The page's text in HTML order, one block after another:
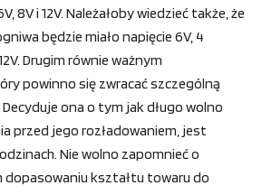
8V i 12V. Należałoby wiedzieć także, że
będzie miało napięcie 6V, 4
Drugim równie ważnym
powinno się zwracać szczególną
ona o tym jak długo wolno
przed jego rozładowaniem, jest
Nie wolno zapomnieć o
dopasowaniu kształtu towaru do